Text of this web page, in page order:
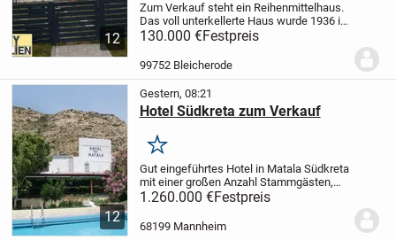
12
Zum Verkauf steht ein Reihenmittelhaus.
Das voll unterkellerte Haus wurde 1936 in
Massivbauweise errichtet und ab 1997
Im Erdgeschoss des Hauses
befindet sich ein Flur, ein Wohnzimmer,
130.000 €Festpreis
99752 Bleicherode
12
Gestern, 08:21
Hotel Südkreta zum Verkauf
Merken
Gut eingeführtes Hotel in Matala Südkreta
mit einer großen Anzahl Stammgästen,
vorzugsweise aus dem deutsch
sprachigen Raum und aus Frankreich.
Matala:Matala ist ein Dorf an der
1.260.000 €Festpreis
68199 Mannheim